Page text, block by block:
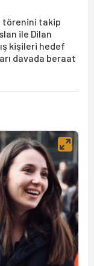
törenini takip
ile Dilan
kişileri hedef
davada beraat